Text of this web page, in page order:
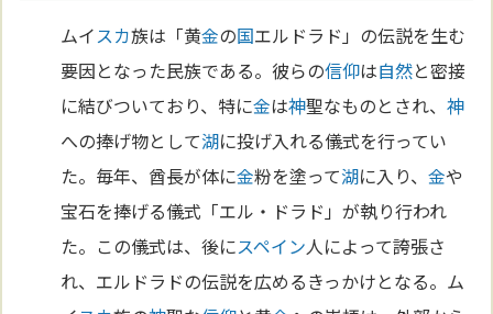
ムイスカ族は「黄金の国エルドラド」の伝説を生む
要因となった民族である。彼らの信仰は自然と密接
に結びついており、特に金は神聖なものとされ、神
への捧げ物として湖に投げ入れる儀式を行ってい
た。毎年、酋長が体に金粉を塗って湖に入り、金や
宝石を捧げる儀式「エル・ドラド」が執り行われ
た。この儀式は、後にスペイン人によって誇張さ
れ、エルドラドの伝説を広めるきっかけとなる。ム